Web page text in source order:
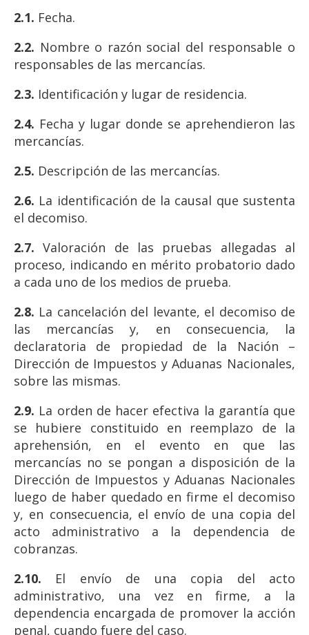
2.1. Fecha.
2.2. Nombre o razón social del responsable o
responsables de las mercancías.
2.3. Identificación y lugar de residencia.
2.4. Fecha y lugar donde se aprehendieron las
mercancías.
2.5. Descripción de las mercancías.
2.6. La identificación de la causal que sustenta
el decomiso.
2.7. Valoración de las pruebas allegadas al
proceso, indicando en mérito probatorio dado
a cada uno de los medios de prueba.
2.8. La cancelación del levante, el decomiso de
las mercancías y, en consecuencia, la
declaratoria de propiedad de la Nación –
Dirección de Impuestos y Aduanas Nacionales,
sobre las mismas.
2.9. La orden de hacer efectiva la garantía que
se hubiere constituido en reemplazo de la
aprehensión, en el evento en que las
mercancías no se pongan a disposición de la
Dirección de Impuestos y Aduanas Nacionales
luego de haber quedado en firme el decomiso
y, en consecuencia, el envío de una copia del
acto administrativo a la dependencia de
cobranzas.
2.10. El envío de una copia del acto
administrativo, una vez en firme, a la
dependencia encargada de promover la acción
penal, cuando fuere del caso.